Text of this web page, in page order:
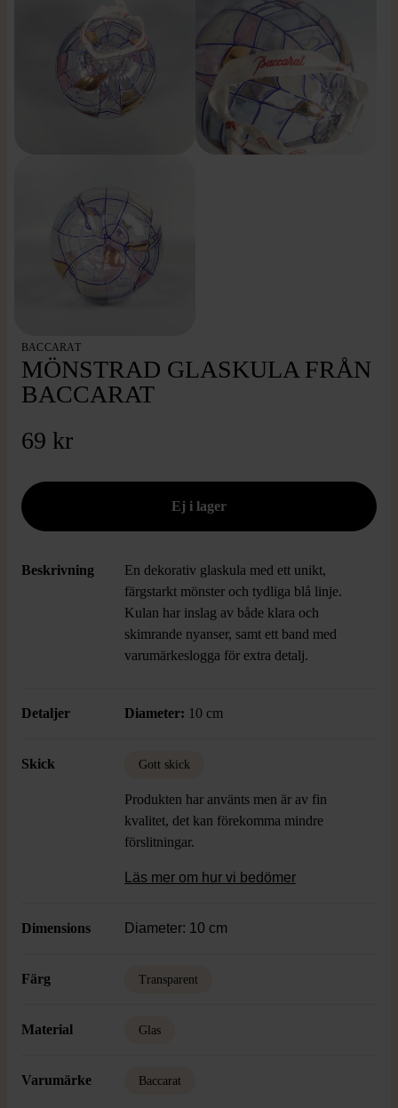
BACCARAT
MÖNSTRAD GLASKULA FRÅN
BACCARAT
69 kr
Beskrivning
En dekorativ glaskula med ett unikt,
färgstarkt mönster och tydliga blå linje.
Kulan har inslag av både klara och
skimrande nyanser, samt ett band med
varumärkeslogga för extra detalj.
Detaljer Diameter: 10 cm
Skick Gott skick
Produkten har använts men är av fin
kvalitet, det kan förekomma mindre
förslitningar.
Läs mer om hur vi bedömer
Dimensions Diameter: 10 cm
Färg Transparent
Material Glas
Varumärke Baccarat